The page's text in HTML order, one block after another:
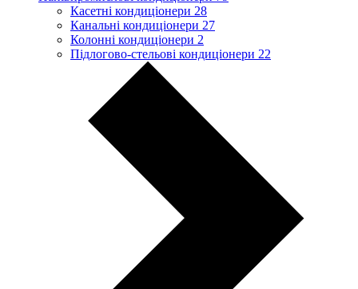
Касетні кондиціонери 28
Канальні кондиціонери 27
Колонні кондиціонери 2
Підлогово-стельові кондиціонери 22